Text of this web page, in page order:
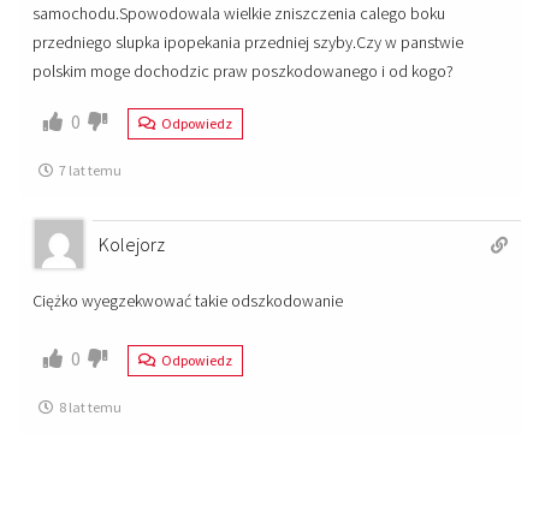
samochodu.Spowodowala wielkie zniszczenia calego boku
przedniego slupka ipopekania przedniej szyby.Czy w panstwie
polskim moge dochodzic praw poszkodowanego i od kogo?
0 Odpowiedz
7 lat temu
Kolejorz
Ciężko wyegzekwować takie odszkodowanie
0 Odpowiedz
8 lat temu